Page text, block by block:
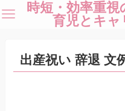
時短・効率重視
育児とキャ
出産祝い 辞退 文